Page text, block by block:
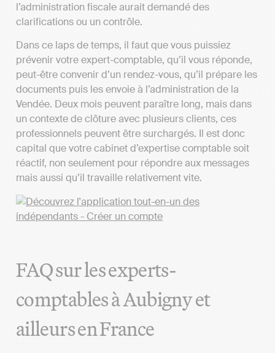
l’administration fiscale aurait demandé des
clarifications ou un contrôle.
Dans ce laps de temps, il faut que vous puissiez
prévenir votre expert-comptable, qu’il vous réponde,
peut-être convenir d’un rendez-vous, qu’il prépare les
documents puis les envoie à l’administration de la
Vendée. Deux mois peuvent paraître long, mais dans
un contexte de clôture avec plusieurs clients, ces
professionnels peuvent être surchargés. Il est donc
capital que votre cabinet d’expertise comptable soit
réactif, non seulement pour répondre aux messages
mais aussi qu’il travaille relativement vite.
FAQ sur les experts-
comptables à Aubigny et
ailleurs en France